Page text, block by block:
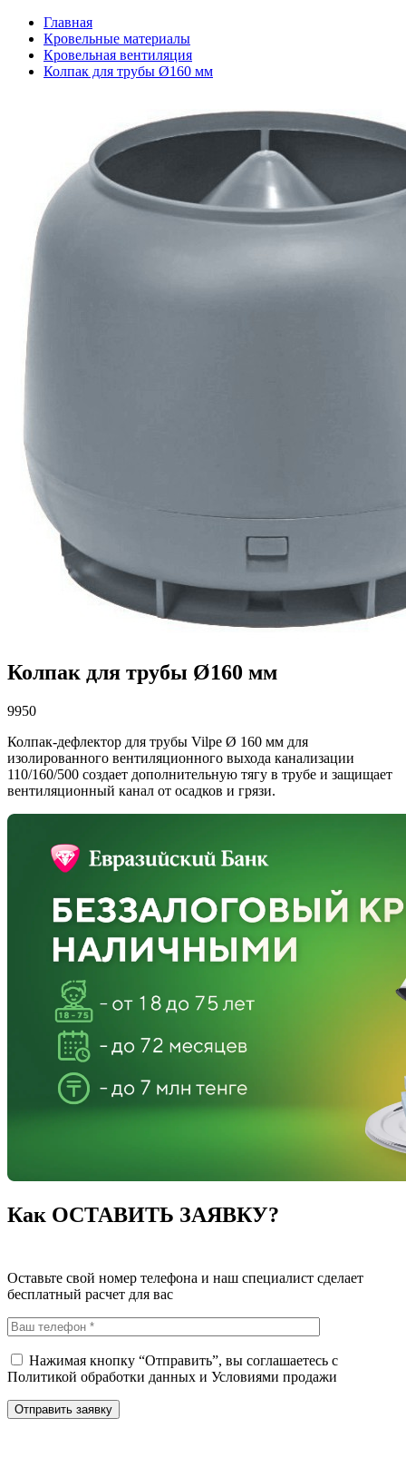
Главная
Кровельные материалы
Кровельная вентиляция
Колпак для трубы Ø160 мм
Колпак для трубы Ø160 мм
9950
Колпак-дефлектор для трубы Vilpe Ø 160 мм для
изолированного вентиляционного выхода канализации
110/160/500 создает дополнительную тягу в трубе и защищает
вентиляционный канал от осадков и грязи.
Как ОСТАВИТЬ ЗАЯВКУ?
Оставьте свой номер телефона и наш специалист сделает
бесплатный расчет для вас
Нажимая кнопку “Отправить”, вы соглашаетесь с
Политикой обработки данных и Условиями продажи